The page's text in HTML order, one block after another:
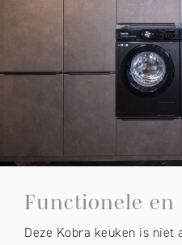
Functionele
Deze Kobra keuken is niet